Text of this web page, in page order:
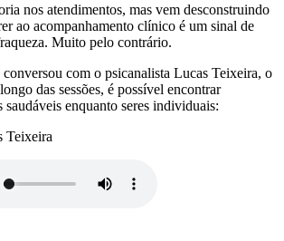
nos atendimentos, mas vem desconstruindo
ao acompanhamento clínico é um sinal de
Muito pelo contrário.
com o psicanalista Lucas Teixeira, o
das sessões, é possível encontrar
saudáveis enquanto seres individuais:
Teixeira